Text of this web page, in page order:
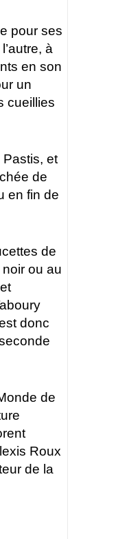
pour ses
à
en son
un
cueillies
et
de
en fin de
de
ou au
donc
de
Roux
de la